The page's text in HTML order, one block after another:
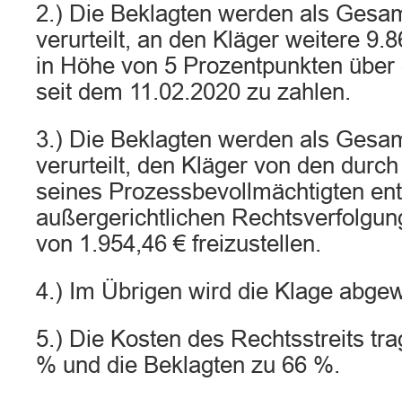
2.) Die Beklagten werden als
verurteilt, an den Kläger weitere
in Höhe von 5 Prozentpunkten
seit dem 11.02.2020 zu zahlen.
3.) Die Beklagten werden als
verurteilt, den Kläger von den
seines Prozessbevollmächtigten
außergerichtlichen
von 1.954,46 € freizustellen.
4.) Im Übrigen wird die Klage
5.) Die Kosten des Rechtsstreits
% und die Beklagten zu 66 %.